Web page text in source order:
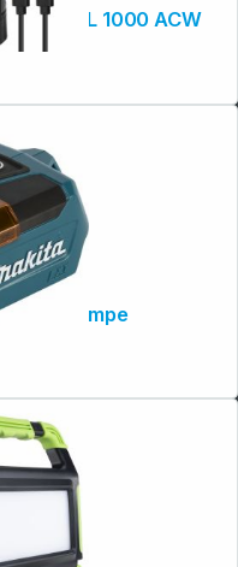
Akku LED Taschenlampe TL 1000 ACW
Akku-Taschenlampe